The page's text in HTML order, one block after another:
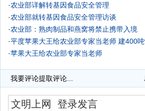
·农业部详解转基因食品安全管理
·农业部就转基因食品安全管理访谈
·农业部：熟肉制品和燕窝将禁止携带入境
·平度苹果大王给农业部专家当老师 建400
·苹果大王给农业部专家当老师
我要评论提取评论...